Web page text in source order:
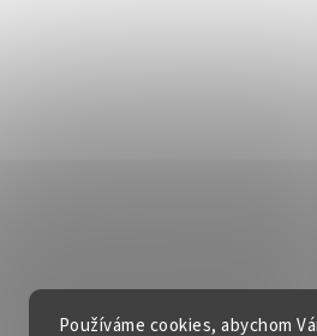
Používáme cookies, abychom